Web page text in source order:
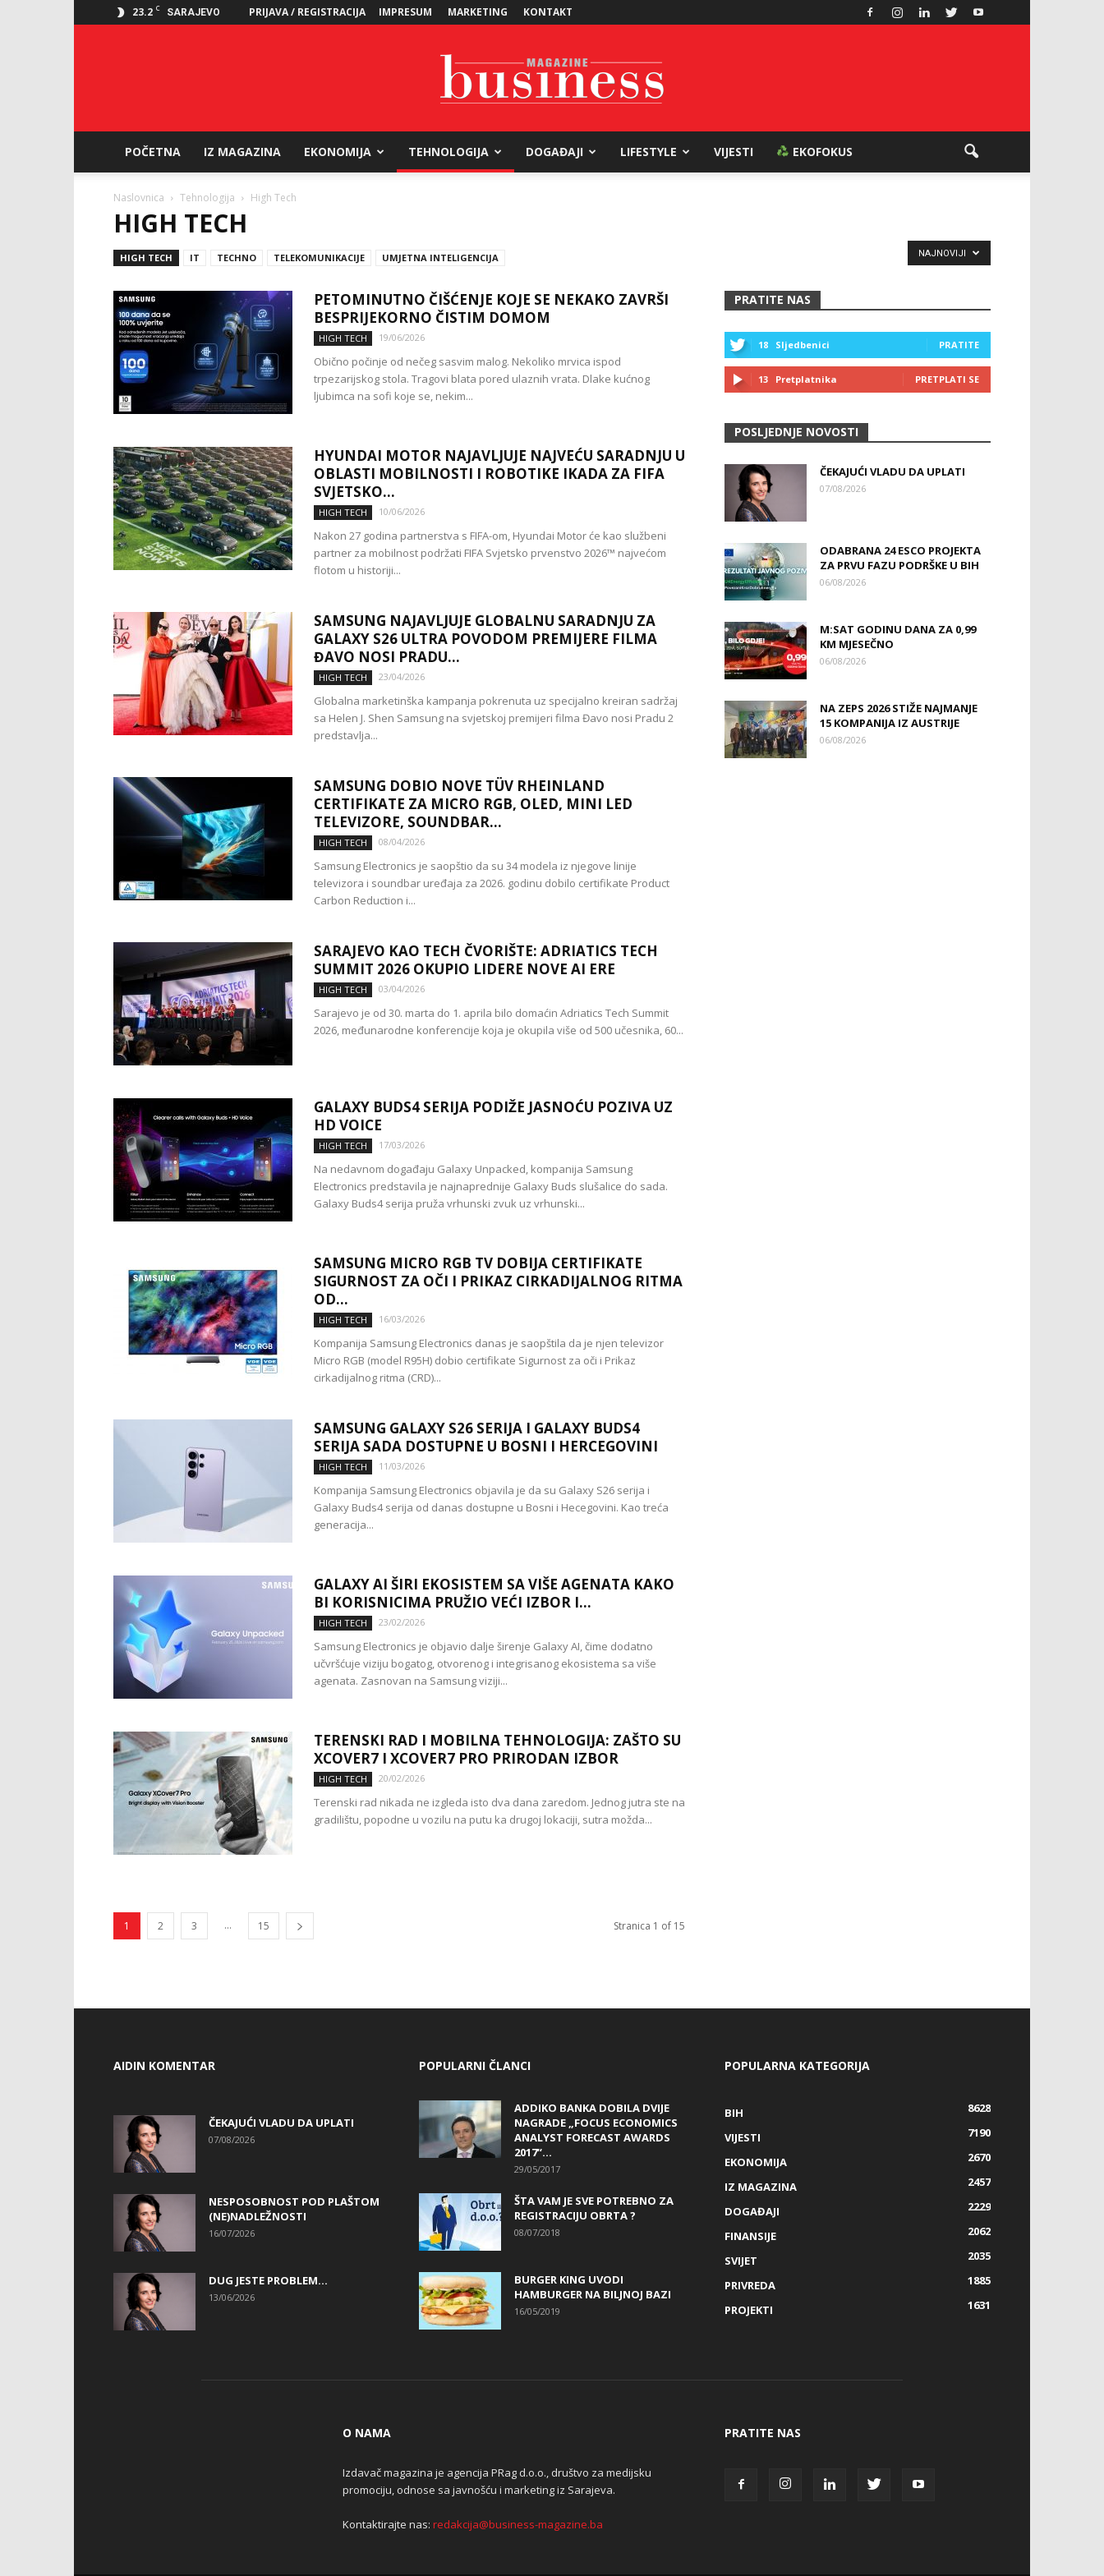
23.2 C SARAJEVO PRIJAVA / REGISTRACIJA IMPRESUM MARKETING KONTAKT
POČETNA IZ MAGAZINA EKONOMIJA TEHNOLOGIJA DOGAĐAJI LIFESTYLE VIJESTI EKOFOKUS
Naslovnica Tehnologija High Tech
HIGH TECH
HIGH TECH IT TECHNO TELEKOMUNIKACIJE UMJETNA INTELIGENCIJA NAJNOVIJI
PETOMINUTNO ČIŠĆENJE KOJE SE NEKAKO ZAVRŠI
BESPRIJEKORNO ČISTIM DOMOM
HIGH TECH 19/06/2026
Obično počinje od nečeg sasvim malog. Nekoliko mrvica ispod
trpezarijskog stola. Tragovi blata pored ulaznih vrata. Dlake kućnog
ljubimca na sofi koje se, nekim...
HYUNDAI MOTOR NAJAVLJUJE NAJVEĆU SARADNJU U
OBLASTI MOBILNOSTI I ROBOTIKE IKADA ZA FIFA
SVJETSKO...
HIGH TECH 10/06/2026
Nakon 27 godina partnerstva s FIFA-om, Hyundai Motor će kao službeni
partner za mobilnost podržati FIFA Svjetsko prvenstvo 2026™ najvećom
flotom u historiji...
SAMSUNG NAJAVLJUJE GLOBALNU SARADNJU ZA
GALAXY S26 ULTRA POVODOM PREMIJERE FILMA
ĐAVO NOSI PRADU...
HIGH TECH 23/04/2026
Globalna marketinška kampanja pokrenuta uz specijalno kreiran sadržaj
sa Helen J. Shen Samsung na svjetskoj premijeri filma Đavo nosi Pradu 2
predstavlja...
SAMSUNG DOBIO NOVE TÜV RHEINLAND
CERTIFIKATE ZA MICRO RGB, OLED, MINI LED
TELEVIZORE, SOUNDBAR...
HIGH TECH 08/04/2026
Samsung Electronics je saopštio da su 34 modela iz njegove linije
televizora i soundbar uređaja za 2026. godinu dobilo certifikate Product
Carbon Reduction i...
SARAJEVO KAO TECH ČVORIŠTE: ADRIATICS TECH
SUMMIT 2026 OKUPIO LIDERE NOVE AI ERE
HIGH TECH 03/04/2026
Sarajevo je od 30. marta do 1. aprila bilo domaćin Adriatics Tech Summit
2026, međunarodne konferencije koja je okupila više od 500 učesnika, 60...
GALAXY BUDS4 SERIJA PODIŽE JASNOĆU POZIVA UZ
HD VOICE
HIGH TECH 17/03/2026
Na nedavnom događaju Galaxy Unpacked, kompanija Samsung
Electronics predstavila je najnaprednije Galaxy Buds slušalice do sada.
Galaxy Buds4 serija pruža vrhunski zvuk uz vrhunski...
SAMSUNG MICRO RGB TV DOBIJA CERTIFIKATE
SIGURNOST ZA OČI I PRIKAZ CIRKADIJALNOG RITMA
OD...
HIGH TECH 16/03/2026
Kompanija Samsung Electronics danas je saopštila da je njen televizor
Micro RGB (model R95H) dobio certifikate Sigurnost za oči i Prikaz
cirkadijalnog ritma (CRD)...
SAMSUNG GALAXY S26 SERIJA I GALAXY BUDS4
SERIJA SADA DOSTUPNE U BOSNI I HERCEGOVINI
HIGH TECH 11/03/2026
Kompanija Samsung Electronics objavila je da su Galaxy S26 serija i
Galaxy Buds4 serija od danas dostupne u Bosni i Hecegovini. Kao treća
generacija...
GALAXY AI ŠIRI EKOSISTEM SA VIŠE AGENATA KAKO
BI KORISNICIMA PRUŽIO VEĆI IZBOR I...
HIGH TECH 23/02/2026
Samsung Electronics je objavio dalje širenje Galaxy AI, čime dodatno
učvršćuje viziju bogatog, otvorenog i integrisanog ekosistema sa više
agenata. Zasnovan na Samsung viziji...
TERENSKI RAD I MOBILNA TEHNOLOGIJA: ZAŠTO SU
XCOVER7 I XCOVER7 PRO PRIRODAN IZBOR
HIGH TECH 20/02/2026
Terenski rad nikada ne izgleda isto dva dana zaredom. Jednog jutra ste na
gradilištu, popodne u vozilu na putu ka drugoj lokaciji, sutra možda...
1 2 3 ... 15 Stranica 1 of 15
PRATITE NAS
18 Sljedbenici PRATITE
13 Pretplatnika PRETPLATI SE
POSLJEDNJE NOVOSTI
ČEKAJUĆI VLADU DA UPLATI
07/08/2026
ODABRANA 24 ESCO PROJEKTA
ZA PRVU FAZU PODRŠKE U BIH
06/08/2026
M:SAT GODINU DANA ZA 0,99
KM MJESEČNO
06/08/2026
NA ZEPS 2026 STIŽE NAJMANJE
15 KOMPANIJA IZ AUSTRIJE
06/08/2026
AIDIN KOMENTAR
ČEKAJUĆI VLADU DA UPLATI
07/08/2026
NESPOSOBNOST POD PLAŠTOM
(NE)NADLEŽNOSTI
16/07/2026
DUG JESTE PROBLEM…
13/06/2026
POPULARNI ČLANCI
ADDIKO BANKA DOBILA DVIJE
NAGRADE „FOCUS ECONOMICS
ANALYST FORECAST AWARDS
2017“...
29/05/2017
ŠTA VAM JE SVE POTREBNO ZA
REGISTRACIJU OBRTA ?
08/07/2018
BURGER KING UVODI
HAMBURGER NA BILJNOJ BAZI
16/05/2019
POPULARNA KATEGORIJA
BIH
8628
VIJESTI
7190
EKONOMIJA
2670
IZ MAGAZINA
2457
DOGAĐAJI
2229
FINANSIJE
2062
SVIJET
2035
PRIVREDA
1885
PROJEKTI
1631
O NAMA
Izdavač magazina je agencija PRag d.o.o., društvo za medijsku
promociju, odnose sa javnošću i marketing iz Sarajeva.
Kontaktirajte nas: redakcija@business-magazine.ba
PRATITE NAS